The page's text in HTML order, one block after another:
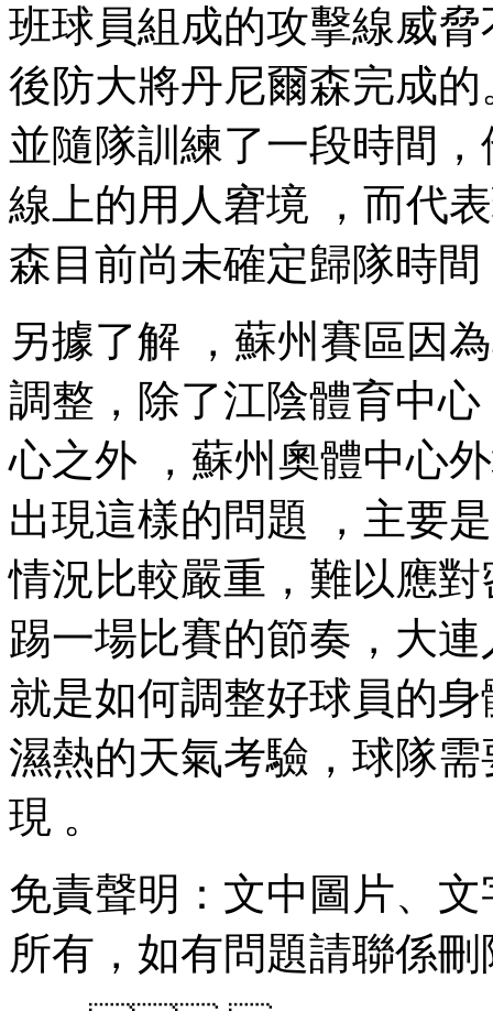
班球員組成的攻擊線威脅
後防大將丹尼爾森完成的
並隨隊訓練了一段時間
線上的用人窘境 ，而
森目前尚未確定歸隊時間
另據了解 ，蘇州賽區因
調整，除了江陰體育中心
心之外 ，蘇州奧體中心
出現這樣的問題 ，主
情況比較嚴重，難以應
踢一場比賽的節奏，
就是如何調整好球員的身
濕熱的天氣考驗，球
現 。
免責聲明：文中圖片
所有，如有問題請聯係刪除